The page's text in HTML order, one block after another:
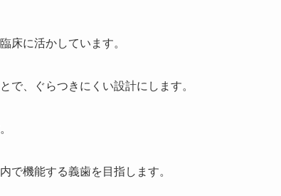
床に活かしています。
で、ぐらつきにくい設計にします。
で機能する義歯を目指します。